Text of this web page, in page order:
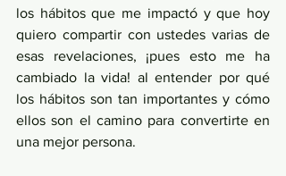
los hábitos que me impactó y que hoy
quiero compartir con ustedes varias de
esas revelaciones, ¡pues esto me ha
cambiado la vida! al entender por qué
los hábitos son tan importantes y cómo
ellos son el camino para convertirte en
una mejor persona.